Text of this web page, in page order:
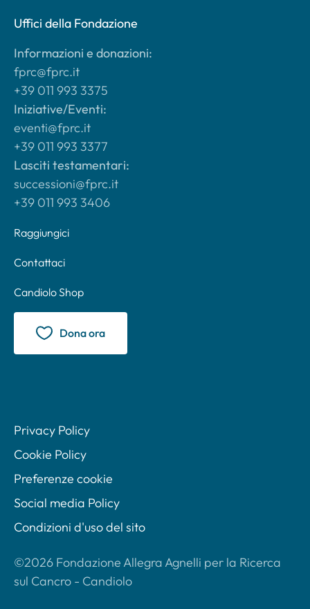
Uffici della Fondazione
Informazioni e donazioni:
fprc@fprc.it
+39 011 993 3375
Iniziative/Eventi:
eventi@fprc.it
+39 011 993 3377
Lasciti testamentari:
successioni@fprc.it
+39 011 993 3406
Raggiungici
Contattaci
Candiolo Shop
Dona ora
©2026 Fondazione Allegra Agnelli per la Ricerca
sul Cancro - Candiolo
Privacy Policy
Cookie Policy
Preferenze cookie
Social media Policy
Condizioni d'uso del sito